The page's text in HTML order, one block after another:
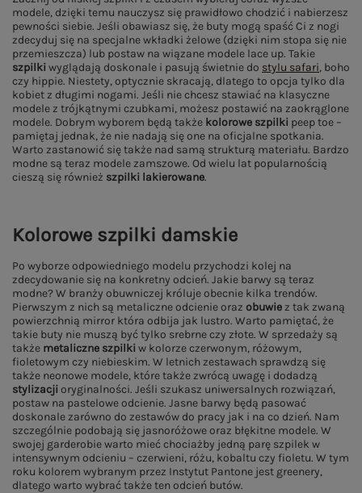
modele, dzięki temu nauczysz się prawidłowo chodzić i nabierzesz
pewności siebie. Jeśli obawiasz się, że buty mogą spaść Ci z nogi
zdecyduj się na specjalne wkładki żelowe (dzięki nim stopa się nie
przemieszcza) lub postaw na wiązane modele lace up. Takie
szpilkiwyglądają doskonale i pasują świetnie do stylu safari, boho
czy hippie. Niestety, optycznie skracają, dlatego to opcja tylko dla
kobiet z długimi nogami. Jeśli nie chcesz stawiać na klasyczne
modele z trójkątnymi czubkami, możesz postawić na zaokrąglone
modele. Dobrym wyborem będą także kolorowe szpilki peep toe –
pamiętaj jednak, że nie nadają się one na oficjalne spotkania.
Warto zastanowić się także nad samą strukturą materiału. Bardzo
modne są teraz modele zamszowe. Od wielu lat popularnością
cieszą się również szpilki lakierowane.
Kolorowe szpilki damskie
Po wyborze odpowiedniego modelu przychodzi kolej na
zdecydowanie się na konkretny odcień. Jakie barwy są teraz
modne? W branży obuwniczej króluje obecnie kilka trendów.
Pierwszym z nich są metaliczne odcienie oraz obuwiez tak zwaną
powierzchnią mirror która odbija jak lustro. Warto pamiętać, że
takie buty nie muszą być tylko srebrne czy złote. W sprzedaży są
także metaliczne szpilkiw kolorze czerwonym, różowym,
fioletowym czy niebieskim. W letnich zestawach sprawdzą się
także neonowe modele, które także zwrócą uwagę i dodadzą
stylizacjioryginalności. Jeśli szukasz uniwersalnych rozwiązań,
postaw na pastelowe odcienie. Jasne barwy będą pasować
doskonale zarówno do zestawów do pracy jak i na co dzień. Nam
szczególnie podobają się jasnoróżowe oraz błękitne modele. W
swojej garderobie warto mieć chociażby jedną parę szpilek w
intensywnym odcieniu – czerwieni, różu, kobaltu czy fioletu. W tym
roku kolorem wybranym przez Instytut Pantone jest greenery,
dlatego warto wybrać także ten odcień butów.